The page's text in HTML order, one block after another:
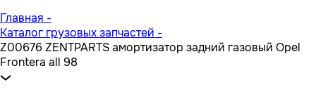
Главная -
Каталог грузовых запчастей -
Z00676 ZENTPARTS амортизатор задний газовый Opel
Frontera all 98